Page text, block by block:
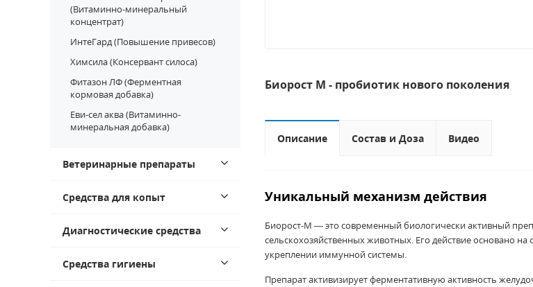
(Витаминно-минеральный
концентрат)
ИнтеГард (Повышение привесов)
Химсила (Консервант силоса)
Фитазон ЛФ (Ферментная
кормовая добавка)
Еви-сел аква (Витаминно-
минеральная добавка)
Ветеринарные препараты
Средства для копыт
Диагностические средства
Средства гигиены
Биорост М - пробиотик нового поколения
Описание Состав и Доза Видео
Уникальный механизм действия
Биорост-М — это современный биологически активный
сельскохозяйственных животных. Его действие основано
укреплении иммунной системы.
Препарат активизирует ферментативную активность